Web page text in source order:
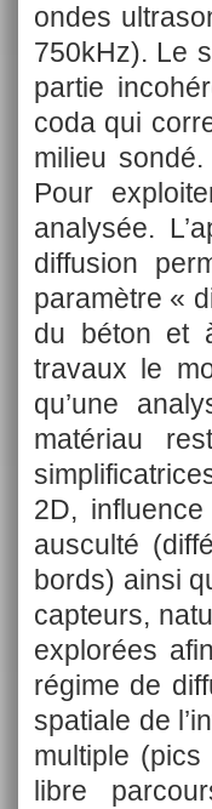
ondes
750kHz). Le
partie
coda qui
milieu
Pour
analysée.
diffusion
paramètre «
du béton et
travaux le
qu’une
matériau
2D,
ausculté
bords) ainsi
capteurs,
explorées
régime de
spatiale de
multiple (pics
libre